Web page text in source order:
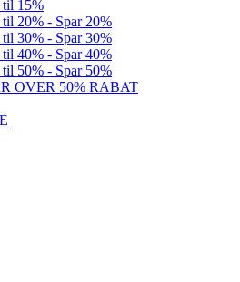
til 15%
20% - Spar 20%
30% - Spar 30%
40% - Spar 40%
50% - Spar 50%
OVER 50% RABAT